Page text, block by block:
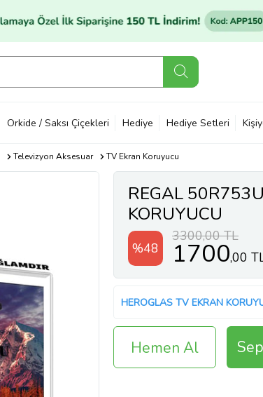
Orkide / Saksı Çiçekleri Hediye Hediye Setleri
Televizyon Aksesuar TV Ekran Koruyucu
REGAL
KORUYUCU
%48
3300,00 TL
1700,00
HEROGLAS TV EKRAN
Hemen Al